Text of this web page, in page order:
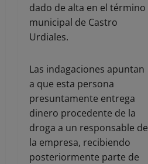
dado de alta en el término
municipal de Castro
Urdiales.
Las indagaciones apuntan
a que esta persona
presuntamente entrega
dinero procedente de la
droga a un responsable de
la empresa, recibiendo
posteriormente parte de